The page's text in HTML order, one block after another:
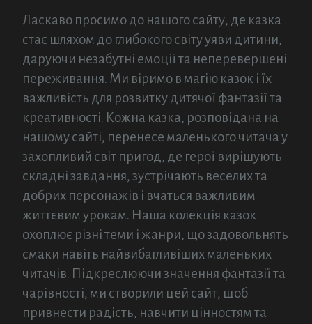
Ласкаво просимо до нашого сайту, де казка
стає шляхом до глибокого світу уяви дитини,
даруючи незабутні емоції та неперевершені
переживання. Ми віримо в магію казок і їх
важливість для розвитку дитячої фантазії та
креативності. Кожна казка, розповідана на
нашому сайті, перенесе маленького читача у
захопливий світ пригод, де герої вирішують
складні завдання, зустрічають веселих та
добрих персонажів і вчаться важливим
життєвим урокам. Наша колекція казок
охоплює різні теми і жанри, що задовольнять
смаки навіть найвибагливіших маленьких
читачів. Підкреслюючи значення фантазії та
чарівності, ми створили цей сайт, щоб
привнести радість, навчити цінностям та